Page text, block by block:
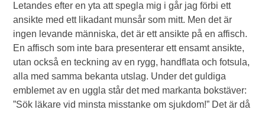
Letandes efter en yta att spegla mig i går jag förbi ett
ansikte med ett likadant munsår som mitt. Men det är
ingen levande människa, det är ett ansikte på en affisch.
En affisch som inte bara presenterar ett ensamt ansikte,
utan också en teckning av en rygg, handflata och fotsula,
alla med samma bekanta utslag. Under det guldiga
emblemet av en uggla står det med markanta bokstäver:
”Sök läkare vid minsta misstanke om sjukdom!” Det är då